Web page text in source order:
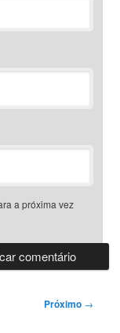
a próxima vez
Próximo →